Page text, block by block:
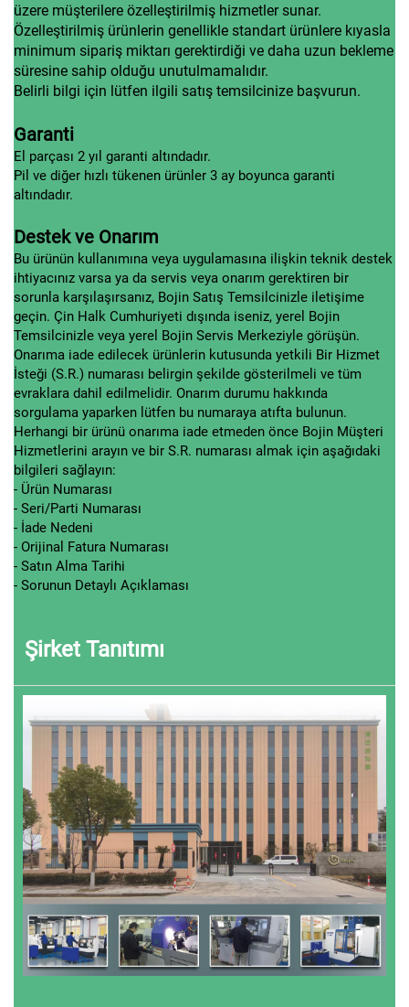
üzere müşterilere özelleştirilmiş hizmetler sunar.
Özelleştirilmiş ürünlerin genellikle standart ürünlere kıyasla
minimum sipariş miktarı gerektirdiği ve daha uzun bekleme
süresine sahip olduğu unutulmamalıdır.
Belirli bilgi için lütfen ilgili satış temsilcinize başvurun.
Garanti
El parçası 2 yıl garanti altındadır.
Pil ve diğer hızlı tükenen ürünler 3 ay boyunca garanti
altındadır.
Destek ve Onarım
Bu ürünün kullanımına veya uygulamasına ilişkin teknik destek
ihtiyacınız varsa ya da servis veya onarım gerektiren bir
sorunla karşılaşırsanız, Bojin Satış Temsilcinizle iletişime
geçin. Çin Halk Cumhuriyeti dışında iseniz, yerel Bojin
Temsilcinizle veya yerel Bojin Servis Merkeziyle görüşün.
Onarıma iade edilecek ürünlerin kutusunda yetkili Bir Hizmet
İsteği (S.R.) numarası belirgin şekilde gösterilmeli ve tüm
evraklara dahil edilmelidir. Onarım durumu hakkında
sorgulama yaparken lütfen bu numaraya atıfta bulunun.
Herhangi bir ürünü onarıma iade etmeden önce Bojin Müşteri
Hizmetlerini arayın ve bir S.R. numarası almak için aşağıdaki
bilgileri sağlayın:
- Ürün Numarası
- Seri/Parti Numarası
- İade Nedeni
- Orijinal Fatura Numarası
- Satın Alma Tarihi
- Sorunun Detaylı Açıklaması
Şirket Tanıtımı